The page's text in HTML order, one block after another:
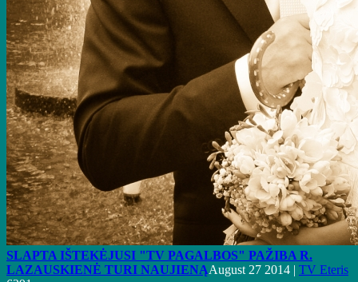
SLAPTA IŠTEKĖJUSI "TV PAGALBOS" PAŽIBA R.
LAZAUSKIENĖ TURI NAUJIENĄAugust 27 2014 | TV Eteris